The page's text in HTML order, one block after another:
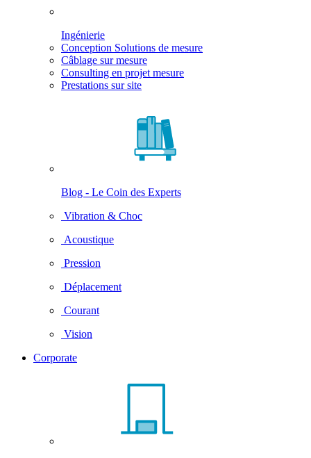
Ingénierie
Conception Solutions de mesure
Câblage sur mesure
Consulting en projet mesure
Prestations sur site
Blog - Le Coin des Experts
Vibration & Choc
Acoustique
Pression
Déplacement
Courant
Vision
Corporate